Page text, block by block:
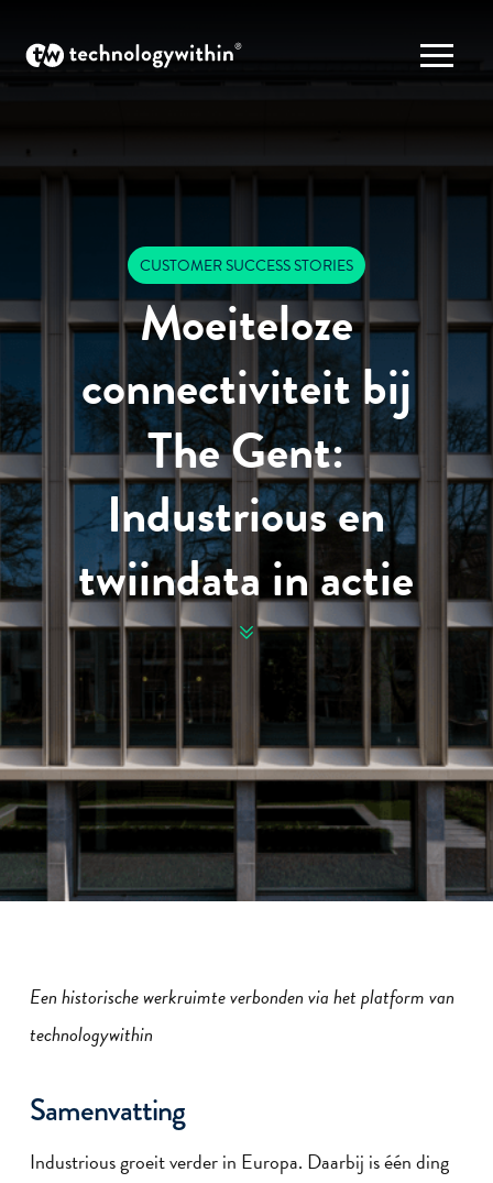
CUSTOMER SUCCESS STORIES
Moeiteloze
connectiviteit bij
The Gent:
Industrious en
twiindata in actie
Een historische werkruimte verbonden via het platform van
technologywithin
Samenvatting
Industrious groeit verder in Europa. Daarbij is één ding